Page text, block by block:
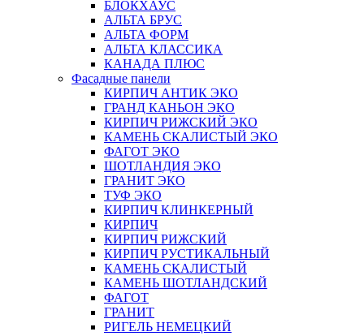
БЛОКХАУС
АЛЬТА БРУС
АЛЬТА ФОРМ
АЛЬТА КЛАССИКА
КАНАДА ПЛЮС
Фасадные панели
КИРПИЧ АНТИК ЭКО
ГРАНД КАНЬОН ЭКО
КИРПИЧ РИЖСКИЙ ЭКО
КАМЕНЬ СКАЛИСТЫЙ ЭКО
ФАГОТ ЭКО
ШОТЛАНДИЯ ЭКО
ГРАНИТ ЭКО
ТУФ ЭКО
КИРПИЧ КЛИНКЕРНЫЙ
КИРПИЧ
КИРПИЧ РИЖСКИЙ
КИРПИЧ РУСТИКАЛЬНЫЙ
КАМЕНЬ СКАЛИСТЫЙ
КАМЕНЬ ШОТЛАНДСКИЙ
ФАГОТ
ГРАНИТ
РИГЕЛЬ НЕМЕЦКИЙ